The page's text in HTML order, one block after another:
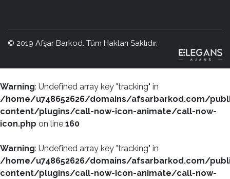
© 2019 Afşar Barkod. Tüm Hakları Saklıdır.
Warning: Undefined array key "tracking" in
/home/u748652626/domains/afsarbarkod.com/
content/plugins/call-now-icon-animate/call-now-
icon.php on line 160
Warning: Undefined array key "tracking" in
/home/u748652626/domains/afsarbarkod.com/
content/plugins/call-now-icon-animate/call-now-